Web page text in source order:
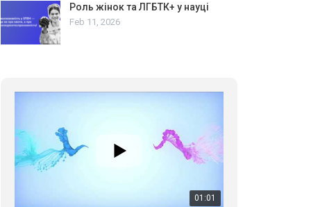
Роль жінок та ЛГБТК+ у науці
Feb 11, 2026
5/17/2020
В цьому році, пандемія та COVІD-19 не дали нам
закликаємо всіх хто поділяє цінності рівності та
Разом наш голос лунає гучніше!